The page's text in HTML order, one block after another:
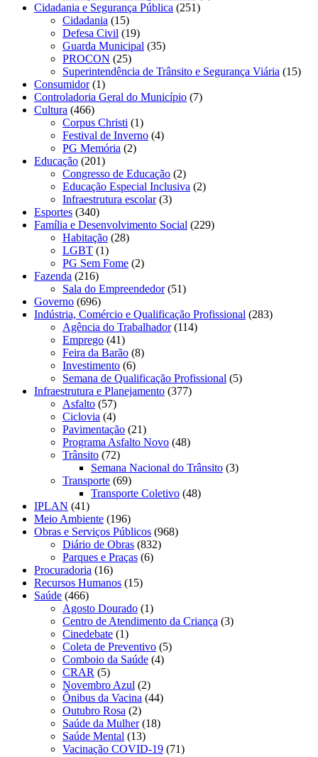
Cidadania e Segurança Pública (251)
Cidadania (15)
Defesa Civil (19)
Guarda Municipal (35)
PROCON (25)
Superintendência de Trânsito e Segurança Viária (15)
Consumidor(1)
Controladoria Geral do Município (7)
Cultura (466)
Corpus Christi (1)
Festival de Inverno (4)
PG Memória (2)
Educação (201)
Congresso de Educação (2)
Educação Especial Inclusiva (2)
Infraestrutura escolar(3)
Esportes (340)
Família e Desenvolvimento Social (229)
Habitação (28)
LGBT (1)
PG Sem Fome (2)
Fazenda (216)
Sala do Empreendedor(51)
Governo (696)
Indústria, Comércio e Qualificação Profissional (283)
Agência do Trabalhador(114)
Emprego (41)
Feira da Barão (8)
Investimento (6)
Semana de Qualificação Profissional (5)
Infraestrutura e Planejamento (377)
Asfalto (57)
Ciclovia (4)
Pavimentação (21)
Programa Asfalto Novo (48)
Trânsito (72)
Semana Nacional do Trânsito (3)
Transporte (69)
Transporte Coletivo (48)
IPLAN (41)
Meio Ambiente (196)
Obras e Serviços Públicos (968)
Diário de Obras (832)
Parques e Praças (6)
Procuradoria (16)
Recursos Humanos (15)
Saúde (466)
Agosto Dourado (1)
Centro de Atendimento da Criança (3)
Cinedebate (1)
Coleta de Preventivo (5)
Comboio da Saúde (4)
CRAR (5)
Novembro Azul (2)
Ônibus da Vacina (44)
Outubro Rosa (2)
Saúde da Mulher(18)
Saúde Mental (13)
Vacinação COVID-19 (71)